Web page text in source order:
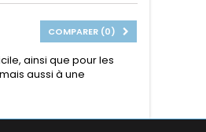
COMPARER (0)
ainsi que pour les
aussi à une